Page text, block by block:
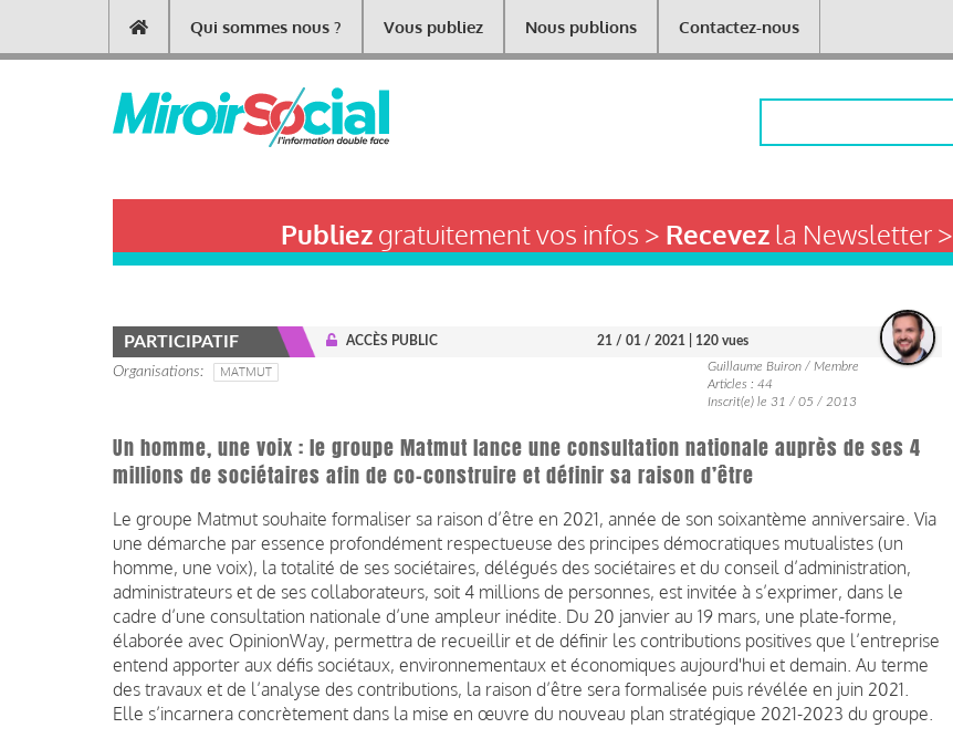
contenu
Main
navigation
Qui sommes nous ? Vous publiez Nous publions Contactez-nous
Publiezgratuitement vos infos > Recevezla Newsletter >
PARTICIPATIF ACCÈS PUBLIC 21 / 01 / 2021 | 120 vues
Organisations MATMUT
Guillaume Buiron / Membre
Articles : 44
Inscrit(e) le 31 / 05 / 2013
Un homme, une voix : le groupe Matmut lance une consultation nationale auprès de ses 4
millions de sociétaires afin de co-construire et définir sa raison d’être
Le groupe Matmut souhaite formaliser sa raison d’être en 2021, année de son soixantème anniversaire. Via
une démarche par essence profondément respectueuse des principes démocratiques mutualistes (un
homme, une voix), la totalité de ses sociétaires, délégués des sociétaires et du conseil d’administration,
administrateurs et de ses collaborateurs, soit 4 millions de personnes, est invitée à s’exprimer, dans le
cadre d’une consultation nationale d’une ampleur inédite. Du 20 janvier au 19 mars, une plate-forme,
élaborée avec OpinionWay, permettra de recueillir et de définir les contributions positives que l’entreprise
entend apporter aux défis sociétaux, environnementaux et économiques aujourd'hui et demain. Au terme
des travaux et de l’analyse des contributions, la raison d’être sera formalisée puis révélée en juin 2021.
Elle s’incarnera concrètement dans la mise en œuvre du nouveau plan stratégique 2021-2023 du groupe.